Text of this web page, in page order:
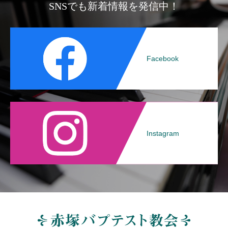
SNSでも新着情報を発信中！
Facebook
Instagram